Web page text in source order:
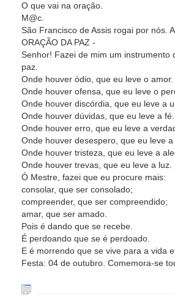
O que vai na oração.
M@c.
São Francisco de Assis rogai por nós.
ORAÇÃO DA PAZ -
Senhor! Fazei de mim um instrumento
paz.
Onde houver ódio, que eu leve o amor.
Onde houver ofensa, que eu leve o
Onde houver discórdia, que eu leve a
Onde houver dúvidas, que eu leve a fé.
Onde houver erro, que eu leve a
Onde houver desespero, que eu leve a
Onde houver tristeza, que eu leve a
Onde houver trevas, que eu leve a luz.
Ó Mestre, fazei que eu procure mais:
consolar, que ser consolado;
compreender, que ser compreendido;
amar, que ser amado.
Pois é dando que se recebe.
É perdoando que se é perdoado.
E é morrendo que se vive para a vida
Festa: 04 de outubro. Comemora-se